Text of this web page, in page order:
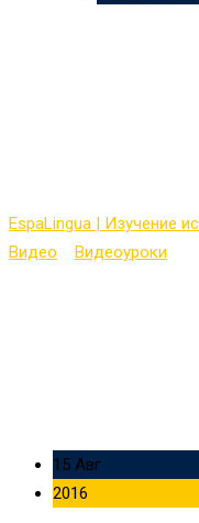
EspaLingua | Изучение
Видео
Видеоуроки
15 Авг
2016